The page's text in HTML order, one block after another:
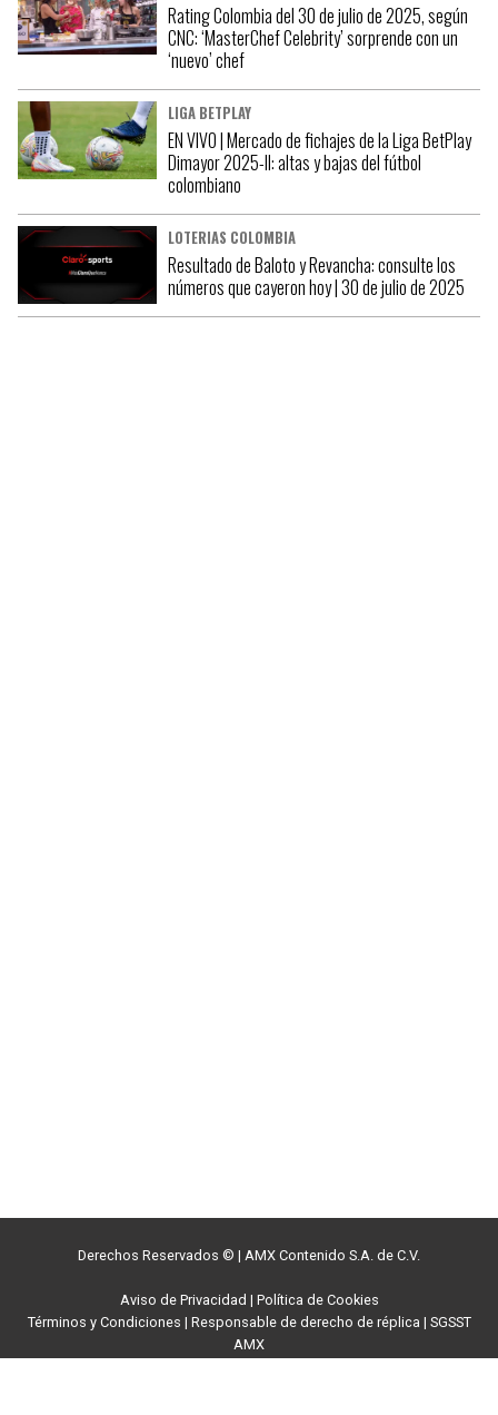
Rating Colombia del 30 de julio de 2025, según
CNC: ‘MasterChef Celebrity’ sorprende con un
‘nuevo’ chef
LIGA BETPLAY
EN VIVO | Mercado de fichajes de la Liga BetPlay
Dimayor 2025-II: altas y bajas del fútbol
colombiano
LOTERIAS COLOMBIA
Resultado de Baloto y Revancha: consulte los
números que cayeron hoy | 30 de julio de 2025
Derechos Reservados © | AMX Contenido S.A. de C.V.
Aviso de Privacidad | Política de Cookies
Términos y Condiciones | Responsable de derecho de réplica | SGSST
AMX